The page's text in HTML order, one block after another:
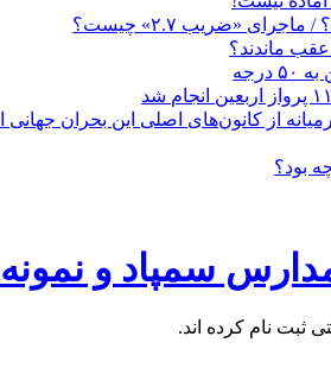
«ضریب ۲.۷» چیست؟
ماندند؟